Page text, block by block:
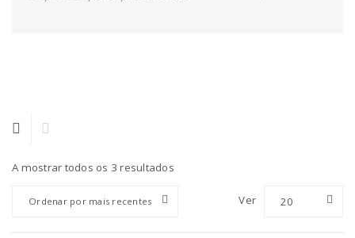
A mostrar todos os 3 resultados
Ordenar por mais recentes Ver 20